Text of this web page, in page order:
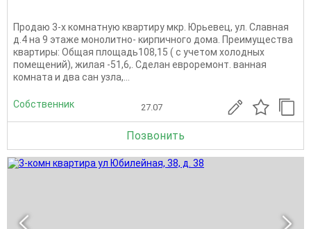
Продаю 3-х комнатную квартиру мкр. Юрьевец, ул. Славная
д.4 на 9 этаже монолитно- кирпичного дома. Преимущества
квартиры: Общая площадь108,15 ( с учетом холодных
помещений), жилая -51,6,. Сделан евроремонт. ванная
комната и двa caн узлa,...
Собственник 27.07
Позвонить